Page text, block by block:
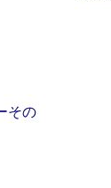
その